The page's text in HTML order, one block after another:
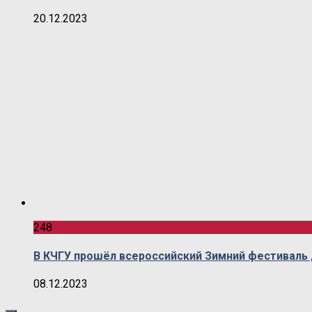
20.12.2023
248
В КЧГУ прошёл всероссийский Зимний фестиваль
08.12.2023